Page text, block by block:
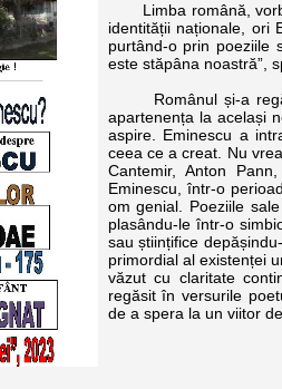
Limba română,
identității naționale, ori
purtând-o prin poeziile
este stăpâna noastră”,
Românul și-a
apartenența la același
aspire. Eminescu a
ceea ce a creat. Nu
Cantemir, Anton
Eminescu, într-o
om genial. Poeziile
plasându-le într-o
sau științifice
primordial al existenței
văzut cu claritate
regăsit în versurile
de a spera la un viitor